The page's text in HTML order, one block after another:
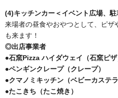
(4)キッチンカー＜イベント広場、駐
来場者の昼食やおやつとして、ピザ
も来ます！
◎出店事業者
●石窯Pizza ハイダウェイ（石窯ピザ
●ペンギンクレープ（クレープ）
●クマノミキッチン（ベビーカステラ
●たこきち（たこ焼き）